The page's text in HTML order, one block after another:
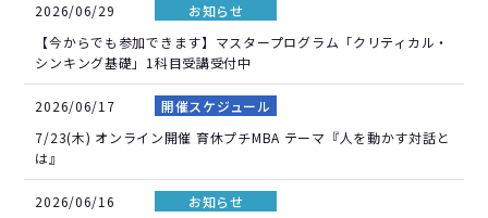
2026/06/29
お知らせ
【今からでも参加できます】マスタープログラム「クリティカル・
シンキング基礎」1科目受講受付中
2026/06/17
開催スケジュール
7/23(木) オンライン開催 育休プチMBA テーマ『人を動かす対話と
は』
2026/06/16
お知らせ